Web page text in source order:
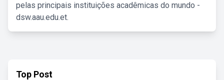
pelas principais instituições acadêmicas do mundo -
dsw.aau.edu.et.
Top Post